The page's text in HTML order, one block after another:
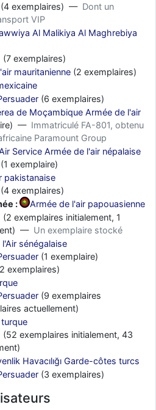
(4 exemplaires) — Dont un
VIP
Al Malikiya Al Maghrebiya
(7 exemplaires)
mauritanienne (2 exemplaires)
(6 exemplaires)
de Moçambique Armée de l'air
— Immatriculé FA-801, obtenu
Paramount Group
Service Armée de l'air népalaise
(1 exemplaire)
pakistanaise
(4 exemplaires)
:
Armée de l'air papouasienne
(2 exemplaires initialement, 1
— Un exemplaire stocké
sénégalaise
(1 exemplaire)
exemplaires)
(9 exemplaires
actuellement)
(52 exemplaires initialement, 43
Havacılığı Garde-côtes turcs
(3 exemplaires)